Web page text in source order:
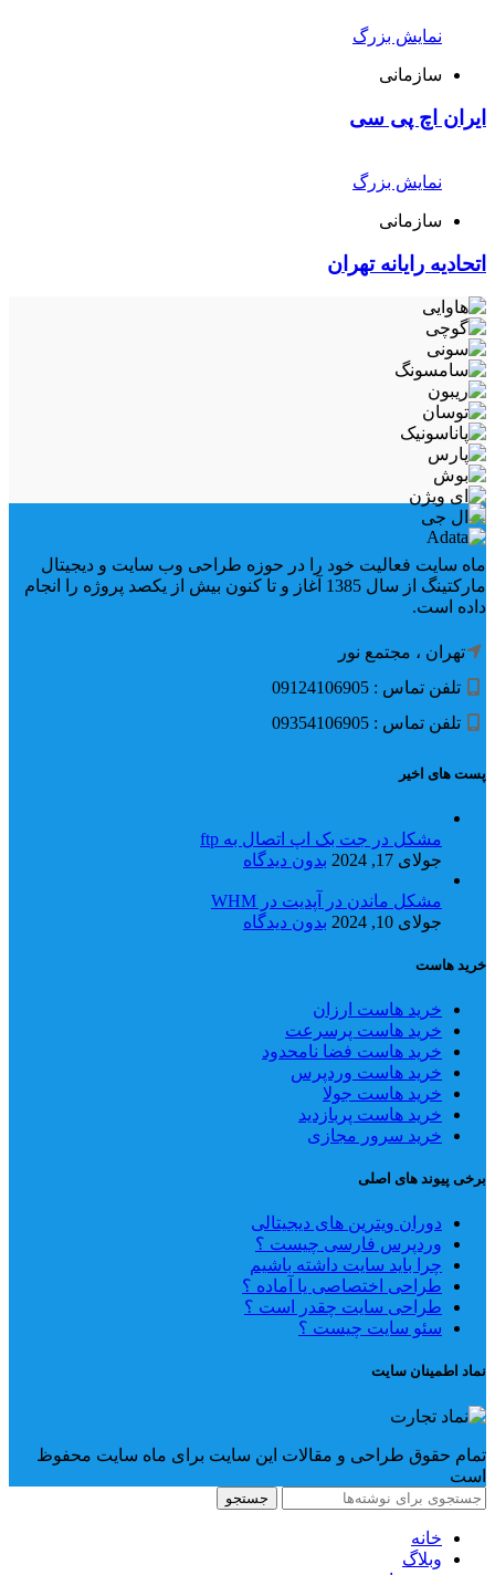
نمایش بزرگ
سازمانی
ایران اچ پی سی
نمایش بزرگ
سازمانی
اتحادیه رایانه تهران
ماه سایت فعالیت خود را در حوزه طراحی وب سایت و دیجیتال
مارکتینگ از سال 1385 آغاز و تا کنون بیش از یکصد پروژه را انجام
داده است.
تهران ، مجتمع نور
تلفن تماس : 09124106905
تلفن تماس : 09354106905
پست های اخیر
مشکل در جت بک اپ اتصال به ftp
جولای 17, 2024
بدون دیدگاه
مشکل ماندن در آپدیت در WHM
جولای 10, 2024
بدون دیدگاه
خرید هاست
خرید هاست ارزان
خرید هاست پرسرعت
خرید هاست فضا نامحدود
خرید هاست وردپرس
خرید هاست جولا
خرید هاست پربازدید
خرید سرور مجازی
برخی پیوند های اصلی
دوران ویترین های دیجیتالی
وردپرس فارسی چیست ؟
چرا باید سایت داشته باشیم
طراحی اختصاصی یا آماده ؟
طراحی سایت چقدر است ؟
سئو سایت چیست ؟
نماد اطمینان سایت
تمام حقوق طراحی و مقالات این سایت برای ماه سایت محفوظ
است
جستجو
خانه
وبلاگ